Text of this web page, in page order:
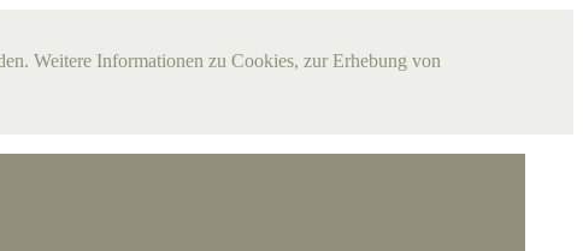
Weitere Informationen zu Cookies, zur Erhebung von